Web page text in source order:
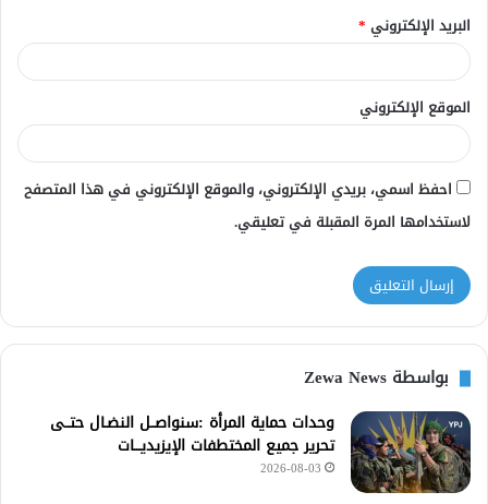
البريد الإلكتروني *
الموقع الإلكتروني
احفظ اسمي، بريدي الإلكتروني، والموقع الإلكتروني في هذا المتصفح
لاستخدامها المرة المقبلة في تعليقي.
بواسطة Zewa News
وحدات حماية المرأة :سنواصــل النضـال حتــى
تحرير جميع المختطفات الإيزيديـــات
2026-08-03